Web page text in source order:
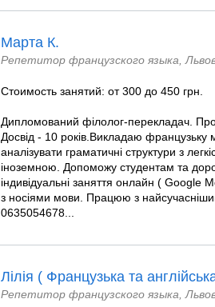
Марта К.
Репетитор французского языка,
Стоимость занятий: от 300 до 450 грн.
Дипломований філолог-перекладач.
Досвід - 10 років.Викладаю
аналізувати граматичні структури з
іноземною. Допоможу студентам та
індивідуальні заняття онлайн ( Google
з носіями мови. Працюю з
0635054678...
Лілія ( Французька та
Репетитор французского языка,